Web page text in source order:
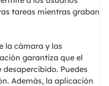
tareas mientras graban
la cámara y las
garantiza que el
Puedes
Además, la aplicación